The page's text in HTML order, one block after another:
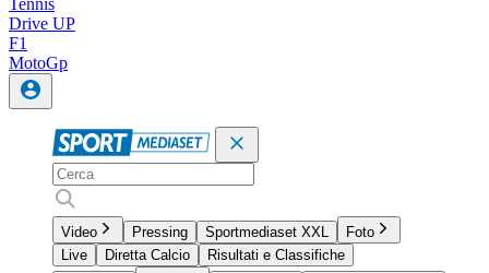
Tennis
Drive UP
F1
MotoGp
Video Pressing Sportmediaset XXL
Foto
Live
Diretta Calcio
Risultati e Classifiche